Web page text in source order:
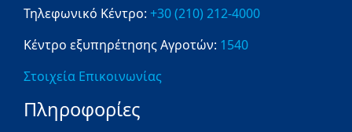
Τηλεφωνικό Κέντρο: +30 (210) 212-4000
Κέντρο εξυπηρέτησης Αγροτών: 1540
Στοιχεία Επικοινωνίας
Πληροφορίες